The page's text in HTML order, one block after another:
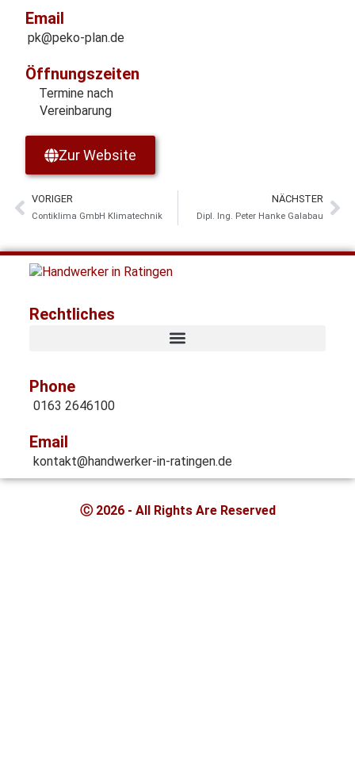
Email
pk@peko-plan.de
Öffnungszeiten
Termine nach
Vereinbarung
Zur Website
VORIGER
Contiklima GmbH Klimatechnik
NÄCHSTER
Dipl. Ing. Peter Hanke Galabau
Rechtliches
Phone
0163 2646100
Email
kontakt@handwerker-in-ratingen.de
Ⓒ 2026 - All Rights Are Reserved